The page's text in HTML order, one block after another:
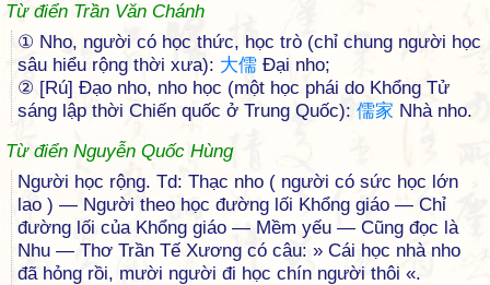
Từ điển Trần Văn Chánh
① Nho, người có học thức, học trò (chỉ chung người học
sâu hiểu rộng thời xưa): 大儒 Đại nho;
② [Rú] Đạo nho, nho học (một học phái do Khổng Tử
sáng lập thời Chiến quốc ở Trung Quốc): 儒家 Nhà nho.
Từ điển Nguyễn Quốc Hùng
Người học rộng. Td: Thạc nho ( người có sức học lớn
lao ) — Người theo học đường lối Khổng giáo — Chỉ
đường lối của Khổng giáo — Mềm yếu — Cũng đọc là
Nhu — Thơ Trần Tế Xương có câu: » Cái học nhà nho
đã hỏng rồi, mười người đi học chín người thôi «.